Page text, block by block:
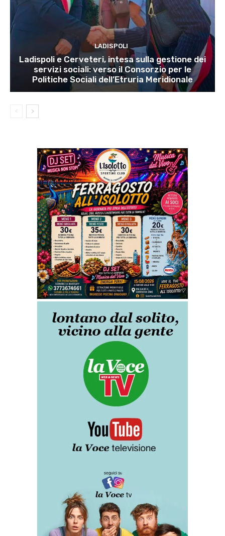
LADISPOLI
Ladispoli e Cerveteri, intesa sulla gestione dei
servizi sociali: verso il Consorzio per le
Politiche Sociali dell’Etruria Meridionale